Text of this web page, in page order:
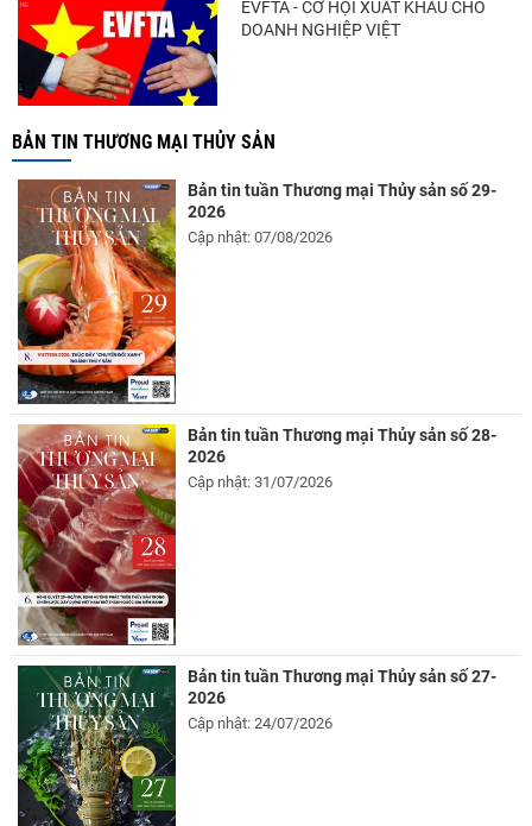
EVFTA - CƠ HỘI XUẤT KHẨU CHO
DOANH NGHIỆP VIỆT
BẢN TIN THƯƠNG MẠI THỦY SẢN
Bản tin tuần Thương mại Thủy sản số 29-
2026
Cập nhật: 07/08/2026
Bản tin tuần Thương mại Thủy sản số 28-
2026
Cập nhật: 31/07/2026
Bản tin tuần Thương mại Thủy sản số 27-
2026
Cập nhật: 24/07/2026